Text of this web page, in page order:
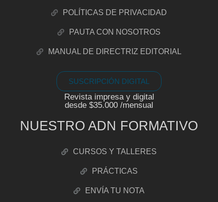
POLÍTICAS DE PRIVACIDAD
PAUTA CON NOSOTROS
MANUAL DE DIRECTRIZ EDITORIAL
SUSCRIPCIÓN DIGITAL
Revista impresa y digital
desde $35.000 /mensual
NUESTRO ADN FORMATIVO
CURSOS Y TALLERES
PRÁCTICAS
ENVÍA TU NOTA